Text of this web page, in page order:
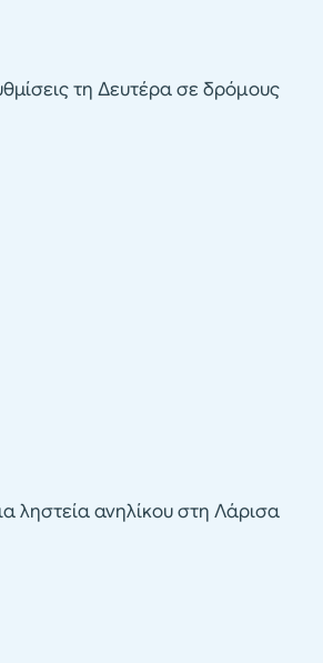
τη Δευτέρα σε δρόμους
ληστεία ανηλίκου στη Λάρισα